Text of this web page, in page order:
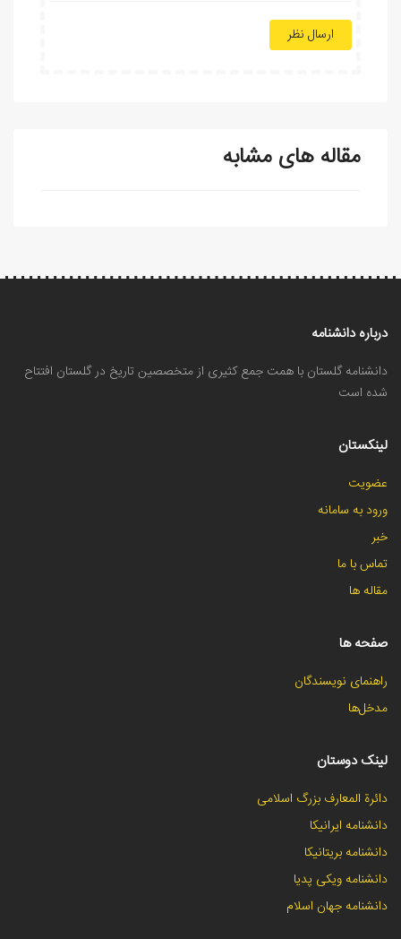
ارسال نظر
مقاله های مشابه
درباره دانشنامه
دانشنامه گلستان با همت جمع کثیری از متخصصین تاریخ در گلستان افتتاح
شده است
لینکستان
عضویت
ورود به سامانه
خبر
تماس با ما
مقاله ها
صفحه ها
راهنمای نویسندگان
مدخل‌ها
لینک دوستان
دائرة المعارف بزرگ اسلامی
دانشنامه ایرانیکا
دانشنامه بریتانیکا
دانشنامه ویکی پدیا
دانشنامه جهان اسلام